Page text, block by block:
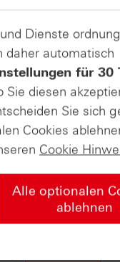
wirken sich negativ
Gewinnmitnahmen
NOVO
„fallen
Dienste
daher automatisch
für 30
Sie diesen
Sie sich
Cookies
Cookie
Alle optionalen
ablehnen